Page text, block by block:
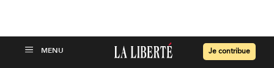
Je contribue